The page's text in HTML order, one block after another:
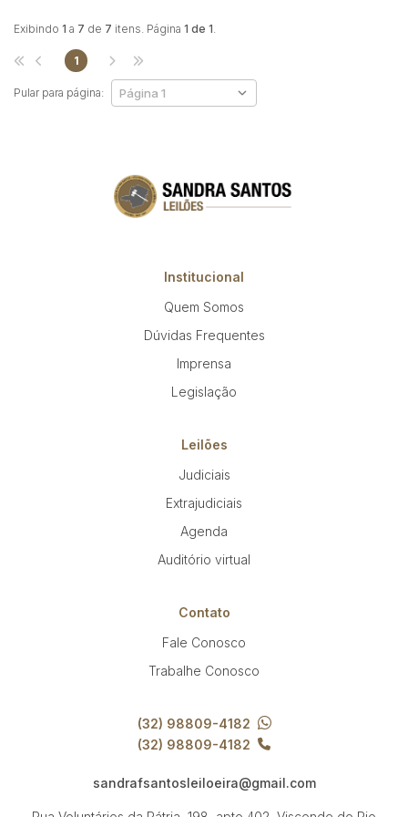
Exibindo 1 a 7 de 7 itens. Página 1 de 1.
Pular para página:
1
Institucional
Quem Somos
Dúvidas Frequentes
Imprensa
Legislação
Leilões
Judiciais
Extrajudiciais
Agenda
Auditório virtual
Contato
Fale Conosco
Trabalhe Conosco
(32) 98809-4182
(32) 98809-4182
sandrafsantosleiloeira@gmail.com